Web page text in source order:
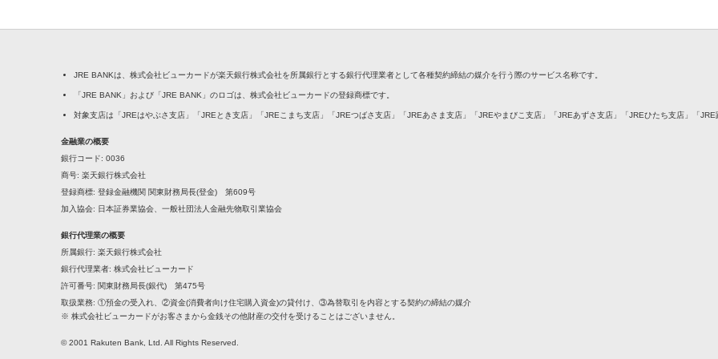
JRE BANKは、株式会社ビューカードが楽天銀行株式会社を所属銀行とする銀行代理業者として各種契約締結の媒介を行う際のサービス名称です。
「JRE BANK」および「JRE BANK」のロゴは、株式会社ビューカードの登録商標です。
対象支店は「JREはやぶさ支店」「JREとき支店」「JREこまち支店」「JREつばさ支店」「JREあさま支店」「JREやまびこ支店」「JREあずさ支店」「JREひたち支店」「JRE
金融業の概要
銀行コード
0036
商号 楽天銀行株式会社
登録商標 登録金融機関 関東財務局長(登金) 第609号
加入協会
日本証券業協会、一般社団法人金融先物取引業協会
銀行代理業の概要
所属銀行 楽天銀行株式会社
銀行代理業者 株式会社ビューカード
許可番号
関東財務局長(銀代) 第475号
取扱業務 ①預金の受入れ、②資金(消費者向け住宅購入資金)の貸付け、③為替取引を内容とする契約の締結の媒介
※ 株式会社ビューカードがお客さまから金銭その他財産の交付を受けることはございません。
© 2001 Rakuten Bank, Ltd. All Rights Reserved.